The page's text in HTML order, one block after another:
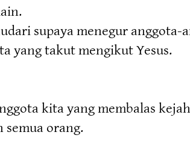
supaya menegur
yang takut mengikut Yesus.
kita yang membalas
semua orang.